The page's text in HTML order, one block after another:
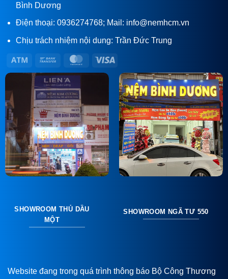
Bình Dương
Điện thoại: 0936274768; Mail: info@nemhcm.vn
Chịu trách nhiệm nội dung: Trần Đức Trung
Atm
Bank
MasterCard
SHOWROOM THỦ DẦU
MỘT
SHOWROOM NGÃ TƯ 550
Website đang trong quá trình thông báo Bộ Công Thương